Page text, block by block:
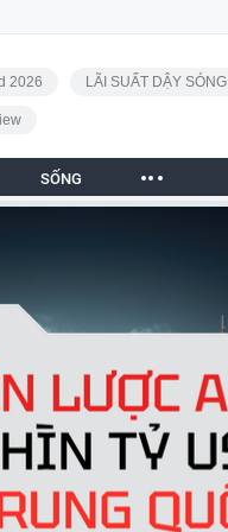
2026 LÃI SUẤT DẬY SÓNG
SỐNG